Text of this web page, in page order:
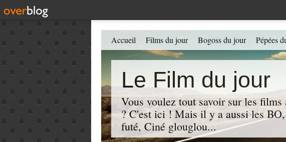
Le Film du jour
Vous voulez tout savoir sur les films
? C'est ici ! Mais il y a aussi les
futé, Ciné glouglou...
Accueil Films du jour Bogoss du jour Pépées